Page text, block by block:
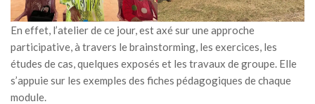
En effet, l’atelier de ce jour, est axé sur une approche
participative, à travers le brainstorming, les exercices, les
études de cas, quelques exposés et les travaux de groupe. Elle
s’appuie sur les exemples des fiches pédagogiques de chaque
module.